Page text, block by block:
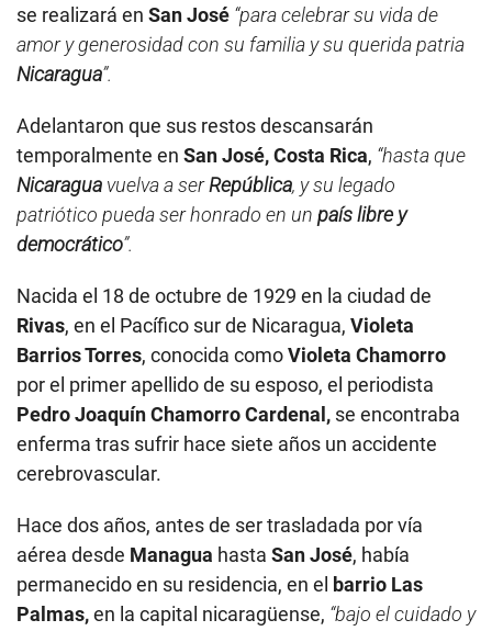
se realizará en San José “para celebrar su vida de
amor y generosidad con su familia y su querida patria
Nicaragua”.
Adelantaron que sus restos descansarán
temporalmente en San José, Costa Rica, “hasta que
Nicaragua vuelva a serRepública, y su legado
patriótico pueda ser honrado en un país libre y
democrático”.
Nacida el 18 de octubre de 1929 en la ciudad de
Rivas, en el Pacífico sur de Nicaragua, Violeta
Barrios Torres, conocida comoVioleta Chamorro
por el primer apellido de su esposo, el periodista
Pedro Joaquín Chamorro Cardenal, se encontraba
enferma tras sufrir hace siete años un accidente
cerebrovascular.
Hace dos años, antes de ser trasladada por vía
aérea desde Managua hasta San José, había
permanecido en su residencia, en el barrio Las
Palmas,en la capital nicaragüense, “bajo el cuidado y